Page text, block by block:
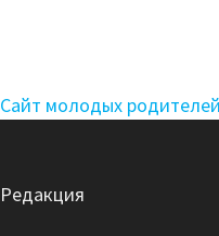
Сайт молодых
Редакция